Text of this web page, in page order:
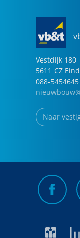
Vestdijk 180
5611 CZ
088-5454645
Naar